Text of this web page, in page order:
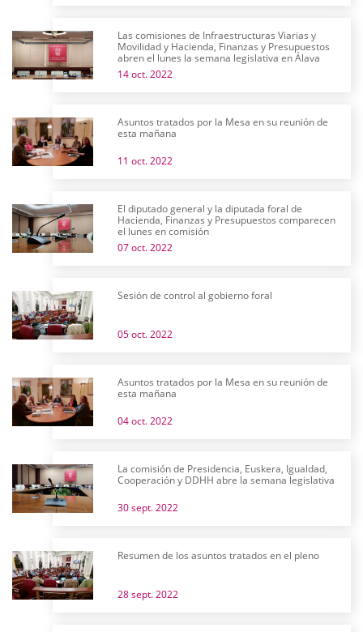
Las comisiones de Infraestructuras Viarias y
Movilidad y Hacienda, Finanzas y Presupuestos
abren el lunes la semana legislativa en Álava
14 oct. 2022
Asuntos tratados por la Mesa en su reunión de
esta mañana
11 oct. 2022
El diputado general y la diputada foral de
Hacienda, Finanzas y Presupuestos comparecen
el lunes en comisión
07 oct. 2022
Sesión de control al gobierno foral
05 oct. 2022
Asuntos tratados por la Mesa en su reunión de
esta mañana
04 oct. 2022
La comisión de Presidencia, Euskera, Igualdad,
Cooperación y DDHH abre la semana legislativa
30 sept. 2022
Resumen de los asuntos tratados en el pleno
28 sept. 2022